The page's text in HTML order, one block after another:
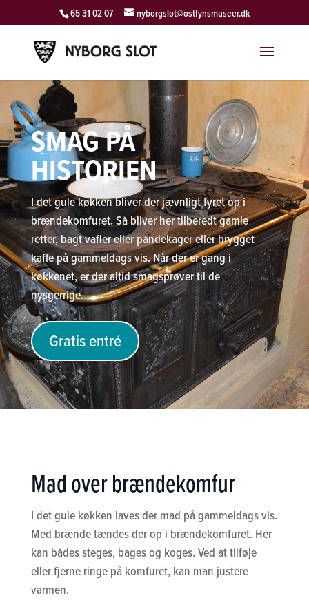
65 31 02 07 nyborgslot@ostfynsmuseer.dk
SMAG PÅ
HISTORIEN
I det gule køkken bliver der jævnligt fyret op i
brændekomfuret. Så bliver her tilberedt gamle
retter, bagt vafler eller pandekager eller brygget
kaffe på gammeldags vis. Når der er gang i
køkkenet, er der altid smagsprøver til de
nysgerrige.
Gratis entré
Mad over brændekomfur
I det gule køkken laves der mad på gammeldags vis.
Med brænde tændes der op i brændekomfuret. Her
kan bådes steges, bages og koges. Ved at tilføje
eller fjerne ringe på komfuret, kan man justere
varmen.